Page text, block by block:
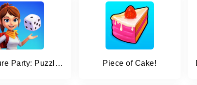
Treasure Party: Puzzle Fun! Piece of Cake!